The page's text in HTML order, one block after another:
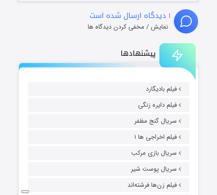
پیشنهادها
فیلم بادیگارد
فیلم دایره زنگی
سریال گنج مظفر
فیلم اخراجی ها ۱
سریال بازی مرکب
سریال پوست شیر
فیلم زن‌ها فرشته‌اند
۱ دیدگاه ارسال شده است
نمایش / مخفی کردن دیدگاه ها